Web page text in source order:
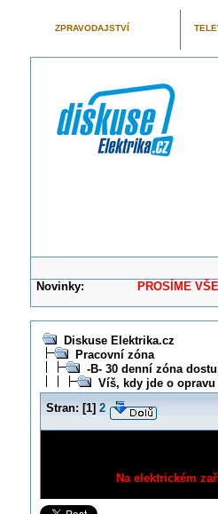
ZPRAVODAJSTVÍ
Novinky: PROSÍME
Diskuse Elektrika.cz
Pracovní zóna
-B- 30 denní zóna
Víš, kdy jde o
Stran: [1] 2
Na elektrickém